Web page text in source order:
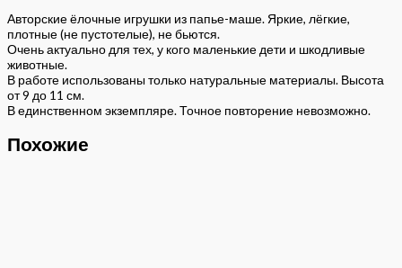
Авторские ёлочные игрушки из папье-маше. Яркие, лёгкие,
плотные (не пустотелые), не бьются.
Очень актуально для тех, у кого маленькие дети и шкодливые
животные.
В работе использованы только натуральные материалы. Высота
от 9 до 11 см.
В единственном экземпляре. Точное повторение невозможно.
Похожие